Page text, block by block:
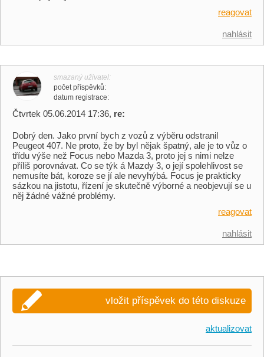
reagovat
nahlásit
smazaný uživatel
počet příspěvků
datum registrace
Čtvrtek 05.06.2014 17:36, re:
Dobrý den. Jako první bych z vozů z výběru odstranil
Peugeot 407. Ne proto, že by byl nějak špatný, ale je to vůz o
třídu výše než Focus nebo Mazda 3, proto jej s nimi nelze
příliš porovnávat. Co se týk á Mazdy 3, o její spolehlivost se
nemusíte bát, koroze se jí ale nevyhýbá. Focus je prakticky
sázkou na jistotu, řízení je skutečně výborné a neobjevují se u
něj žádné vážné problémy.
reagovat
nahlásit
vložit příspěvek do této diskuze
aktualizovat